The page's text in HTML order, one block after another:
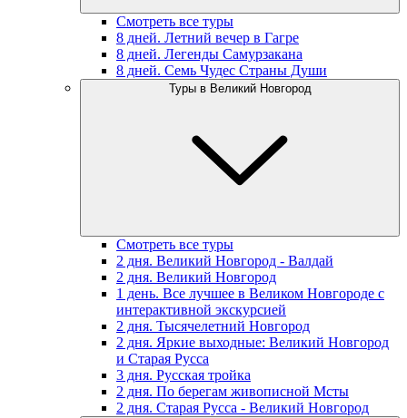
Смотреть все туры
8 дней. Летний вечер в Гагре
8 дней. Легенды Самурзакана
8 дней. Семь Чудес Страны Души
Туры в Великий Новгород
Смотреть все туры
2 дня. Великий Новгород - Валдай
2 дня. Великий Новгород
1 день. Все лучшее в Великом Новгороде с
интерактивной экскурсией
2 дня. Тысячелетний Новгород
2 дня. Яркие выходные: Великий Новгород
и Старая Русса
3 дня. Русская тройка
2 дня. По берегам живописной Мсты
2 дня. Старая Русса - Великий Новгород